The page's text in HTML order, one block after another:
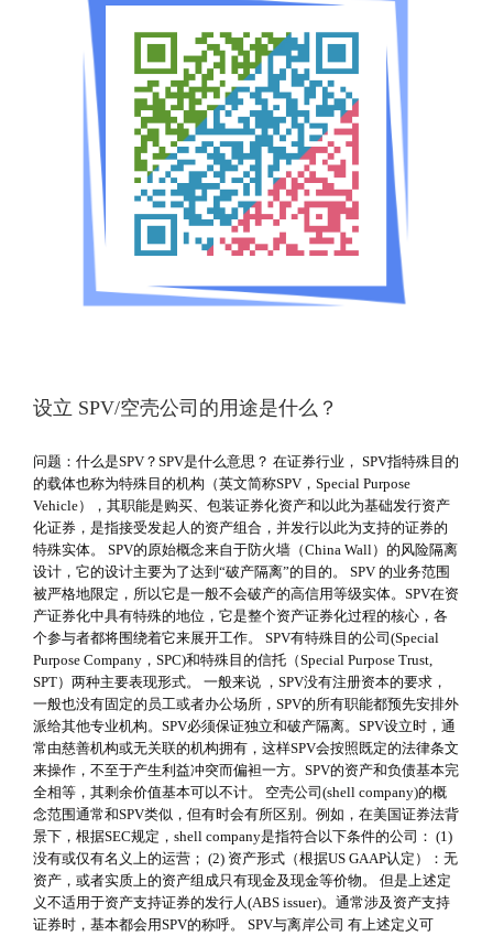
设立 SPV/空壳公司的用途是什么？
问题：什么是SPV？SPV是什么意思？ 在证券行业， SPV指特殊目的
的载体也称为特殊目的机构（英文简称SPV，Special Purpose
Vehicle），其职能是购买、包装证券化资产和以此为基础发行资产
化证券，是指接受发起人的资产组合，并发行以此为支持的证券的
特殊实体。 SPV的原始概念来自于防火墙（China Wall）的风险隔离
设计，它的设计主要为了达到“破产隔离”的目的。 SPV 的业务范围
被严格地限定，所以它是一般不会破产的高信用等级实体。SPV在资
产证券化中具有特殊的地位，它是整个资产证券化过程的核心，各
个参与者都将围绕着它来展开工作。 SPV有特殊目的公司(Special
Purpose Company，SPC)和特殊目的信托（Special Purpose Trust,
SPT）两种主要表现形式。 一般来说 ，SPV没有注册资本的要求，
一般也没有固定的员工或者办公场所，SPV的所有职能都预先安排外
派给其他专业机构。SPV必须保证独立和破产隔离。SPV设立时，通
常由慈善机构或无关联的机构拥有，这样SPV会按照既定的法律条文
来操作，不至于产生利益冲突而偏袒一方。SPV的资产和负债基本完
全相等，其剩余价值基本可以不计。 空壳公司(shell company)的概
念范围通常和SPV类似，但有时会有所区别。例如，在美国证券法背
景下，根据SEC规定，shell company是指符合以下条件的公司： (1)
没有或仅有名义上的运营； (2) 资产形式（根据US GAAP认定）：无
资产，或者实质上的资产组成只有现金及现金等价物。 但是上述定
义不适用于资产支持证券的发行人(ABS issuer)。通常涉及资产支持
证券时，基本都会用SPV的称呼。 SPV与离岸公司 有上述定义可